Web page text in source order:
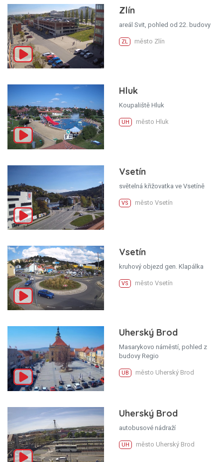
Zlín
areál Svit, pohled od 22. budovy
ZL město Zlín
Hluk
Koupaliště Hluk
UH město Hluk
Vsetín
světelná křižovatka ve Vsetíně
VS město Vsetín
Vsetín
kruhový objezd gen. Klapálka
VS město Vsetín
Uherský Brod
Masarykovo náměstí, pohled z
budovy Regio
UB město Uherský Brod
Uherský Brod
autobusové nádraží
UH město Uherský Brod